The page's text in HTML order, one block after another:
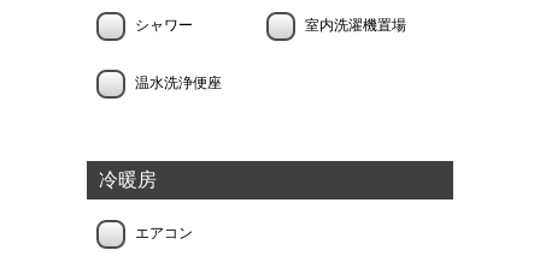
シャワー 室内洗濯機置場
温水洗浄便座
冷暖房
エアコン